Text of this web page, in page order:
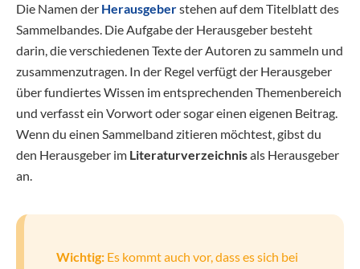
Die Namen der Herausgeberstehen auf dem Titelblatt des
Sammelbandes. Die Aufgabe der Herausgeber besteht
darin, die verschiedenen Texte der Autoren zu sammeln und
zusammenzutragen. In der Regel verfügt der Herausgeber
über fundiertes Wissen im entsprechenden Themenbereich
und verfasst ein Vorwort oder sogar einen eigenen Beitrag.
Wenn du einen Sammelband zitieren möchtest, gibst du
den Herausgeber im Literaturverzeichnisals Herausgeber
an.
Wichtig: Es kommt auch vor, dass es sich bei